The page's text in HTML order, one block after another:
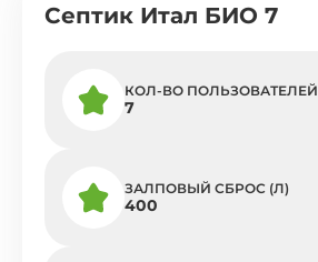
Септик Итал БИО 7
КОЛ-ВО ПОЛЬЗОВАТЕЛЕЙ
7
ЗАЛПОВЫЙ СБРОС (Л)
400